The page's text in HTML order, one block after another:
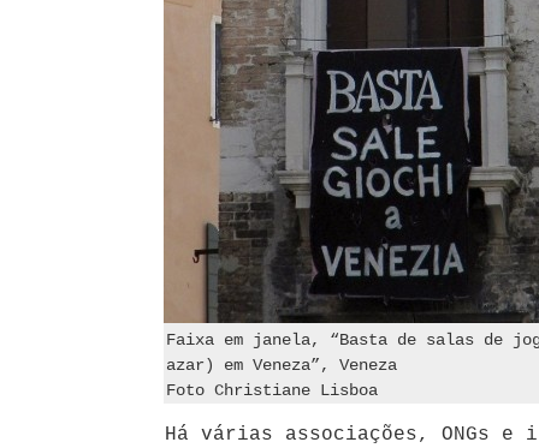
Faixa em janela, “Basta de salas de
azar) em Veneza”, Veneza
Foto Christiane Lisboa
Há várias associações, ONGs